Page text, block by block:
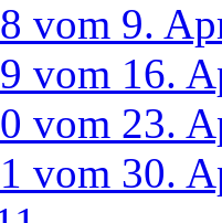
vom 9.
vom 16.
vom 23.
vom 30.